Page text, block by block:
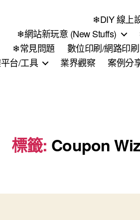
❄DIY 線上
❄網站新玩意 (New Stuffs)
❄常見問題
數位印刷/網路印刷
台/工具
業界觀察 案例分
標籤: Coupon